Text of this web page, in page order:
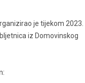
je tijekom 2023.
iz Domovinskog